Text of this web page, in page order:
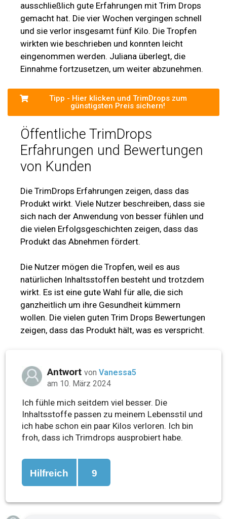
ausschließlich gute Erfahrungen mit Trim Drops
gemacht hat. Die vier Wochen vergingen schnell
und sie verlor insgesamt fünf Kilo. Die Tropfen
wirkten wie beschrieben und konnten leicht
eingenommen werden. Juliana überlegt, die
Einnahme fortzusetzen, um weiter abzunehmen.
Tipp - Hier klicken und TrimDrops zum
günstigsten Preis sichern!
Öffentliche TrimDrops
Erfahrungen und Bewertungen
von Kunden
Die TrimDrops Erfahrungen zeigen, dass das
Produkt wirkt. Viele Nutzer beschreiben, dass sie
sich nach der Anwendung von besser fühlen und
die vielen Erfolgsgeschichten zeigen, dass das
Produkt das Abnehmen fördert.
Die Nutzer mögen die Tropfen, weil es aus
natürlichen Inhaltsstoffen besteht und trotzdem
wirkt. Es ist eine gute Wahl für alle, die sich
ganzheitlich um ihre Gesundheit kümmern
wollen. Die vielen guten Trim Drops Bewertungen
zeigen, dass das Produkt hält, was es verspricht.
Antwort von Vanessa5
am 10. März 2024
Ich fühle mich seitdem viel besser. Die
Inhaltsstoffe passen zu meinem Lebensstil und
ich habe schon ein paar Kilos verloren. Ich bin
froh, dass ich Trimdrops ausprobiert habe.
Hilfreich 9